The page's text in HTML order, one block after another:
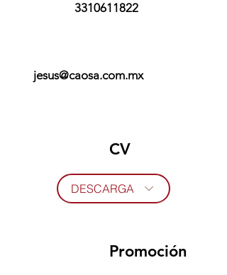
3310611822
jesus@caosa.com.mx
CV
DESCARGA
Promoción